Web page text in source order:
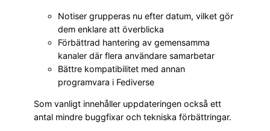
Notiser grupperas nu efter datum, vilket gör
dem enklare att överblicka
Förbättrad hantering av gemensamma
kanaler där flera användare samarbetar
Bättre kompatibilitet med annan
programvara i Fediverse
Som vanligt innehåller uppdateringen också ett
antal mindre buggfixar och tekniska förbättringar.